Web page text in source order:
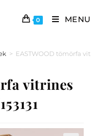
0 MENU
> EASTWOOD tömörfa
vitrines